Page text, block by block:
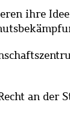
ihre
an der